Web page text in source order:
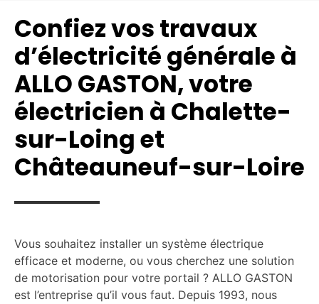
Confiez vos travaux
d’électricité générale à
ALLO GASTON, votre
électricien à Chalette-
sur-Loing et
Châteauneuf-sur-Loire
Vous souhaitez installer un système électrique
efficace et moderne, ou vous cherchez une solution
de motorisation pour votre portail ? ALLO GASTON
est l’entreprise qu’il vous faut. Depuis 1993, nous